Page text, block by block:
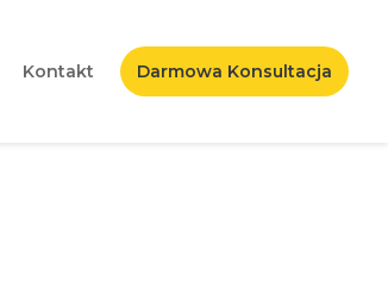
Kontakt Darmowa Konsultacja